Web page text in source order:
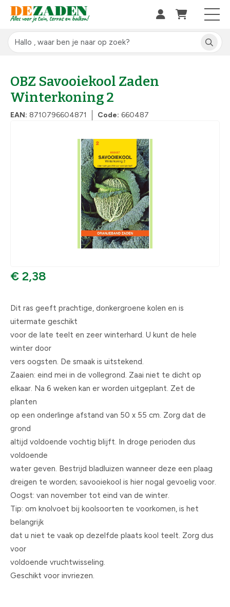
OBZ Savooiekool Zaden
Winterkoning 2
EAN: 8710796604871 Code: 660487
€ 2,38
Dit ras geeft prachtige, donkergroene kolen en is
uitermate geschikt
voor de late teelt en zeer winterhard. U kunt de hele
winter door
vers oogsten. De smaak is uitstekend.
Zaaien: eind mei in de vollegrond. Zaai niet te dicht op
elkaar. Na 6 weken kan er worden uitgeplant. Zet de
planten
op een onderlinge afstand van 50 x 55 cm. Zorg dat de
grond
altijd voldoende vochtig blijft. In droge perioden dus
voldoende
water geven. Bestrijd bladluizen wanneer deze een plaag
dreigen te worden; savooiekool is hier nogal gevoelig voor.
Oogst: van november tot eind van de winter.
Tip: om knolvoet bij koolsoorten te voorkomen, is het
belangrijk
dat u niet te vaak op dezelfde plaats kool teelt. Zorg dus
voor
voldoende vruchtwisseling.
Geschikt voor invriezen.